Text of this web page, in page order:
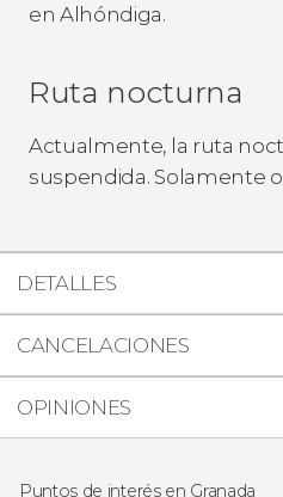
en Alhóndiga.
Ruta nocturna
Actualmente, la ruta
suspendida. Solamente
DETALLES
CANCELACIONES
OPINIONES
Puntos de interés en Granada